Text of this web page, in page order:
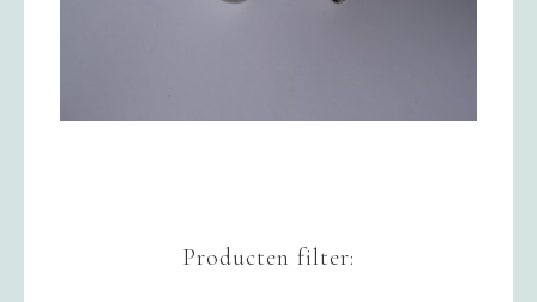
Producten filter: